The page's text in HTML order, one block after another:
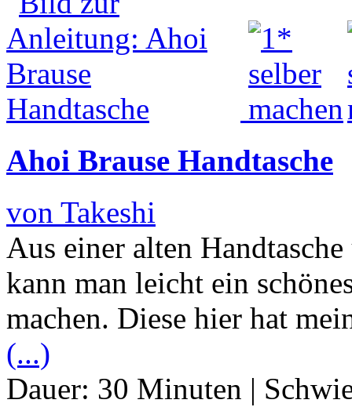
Ahoi Brause Handtasche
von Takeshi
Aus einer alten
kann man leicht ein
machen. Diese hier hat
(...)
Dauer: 30 Minuten |